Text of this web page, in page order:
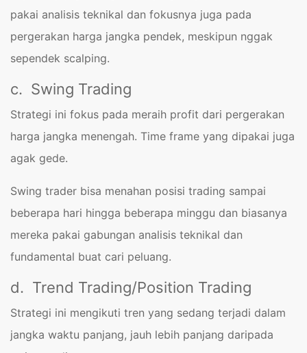
pakai analisis teknikal dan fokusnya juga pada
pergerakan harga jangka pendek, meskipun nggak
sependek scalping.
c. Swing Trading
Strategi ini fokus pada meraih profit dari pergerakan
harga jangka menengah. Time frame yang dipakai juga
agak gede.
Swing trader bisa menahan posisi trading sampai
beberapa hari hingga beberapa minggu dan biasanya
mereka pakai gabungan analisis teknikal dan
fundamental buat cari peluang.
d. Trend Trading/Position Trading
Strategi ini mengikuti tren yang sedang terjadi dalam
jangka waktu panjang, jauh lebih panjang daripada